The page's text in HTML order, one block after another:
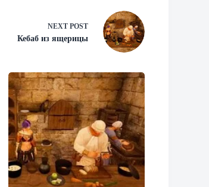
NEXT POST
Кебаб из ящерицы